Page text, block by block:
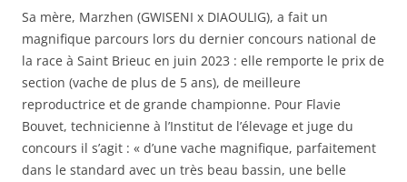
Sa mère, Marzhen (GWISENI x DIAOULIG), a fait un
magnifique parcours lors du dernier concours national de
la race à Saint Brieuc en juin 2023 : elle remporte le prix de
section (vache de plus de 5 ans), de meilleure
reproductrice et de grande championne. Pour Flavie
Bouvet, technicienne à l’Institut de l’élevage et juge du
concours il s’agit : « d’une vache magnifique, parfaitement
dans le standard avec un très beau bassin, une belle